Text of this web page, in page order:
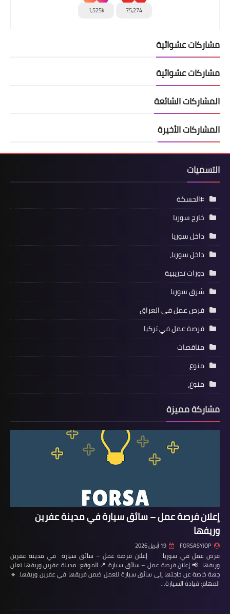
75,274
1,525k
مشاركات عشوائية
مشاركات عشوائية
المشاركات الشائعة
المشاركات الأخيرة
التسميات
#الحسكة
خارج سوريا
داخل سوريا
داخل سوريا،
دورات تدريبية
شرق سوريا
فرص عمل في العراق
فرصة عمل في تركيا
مناقصات
منوع
منوع،
مشاركة مميزة
إعلان فرصة عمل – سائق سيارة في مدينة عفرين
وريفها
FORSASYJOP 19 أبريل 2026
فرص عمل في سوريا إعلان فرصة عمل – سائق سيارة في مدينة عفرين
وريفها 📢 إعلان فرصة عمل – سائق سيارة 📍 الموقع: مدينة عفرين وريفها تعلن
جهة خاصة عن حاجتها إلى سائق سيارة للعمل ضمن فريقها في عفرين وريفها. 🔹
المهام: قيادة السيارة…